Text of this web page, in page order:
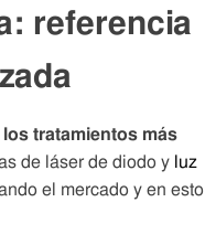
referencia
tratamientos más
de láser de diodo y luz
el mercado y en esto